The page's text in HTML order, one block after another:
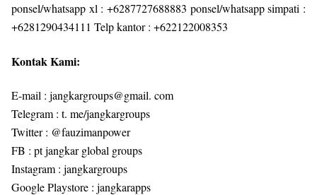
ponsel/whatsapp xl : +6287727688883 ponsel/whatsapp simpati :
+6281290434111 Telp kantor : +622122008353
Kontak Kami:
E-mail : jangkargroups@gmail. com
Telegram : t. me/jangkargroups
Twitter : @fauzimanpower
FB : pt jangkar global groups
Instagram : jangkargroups
Google Playstore : jangkarapps